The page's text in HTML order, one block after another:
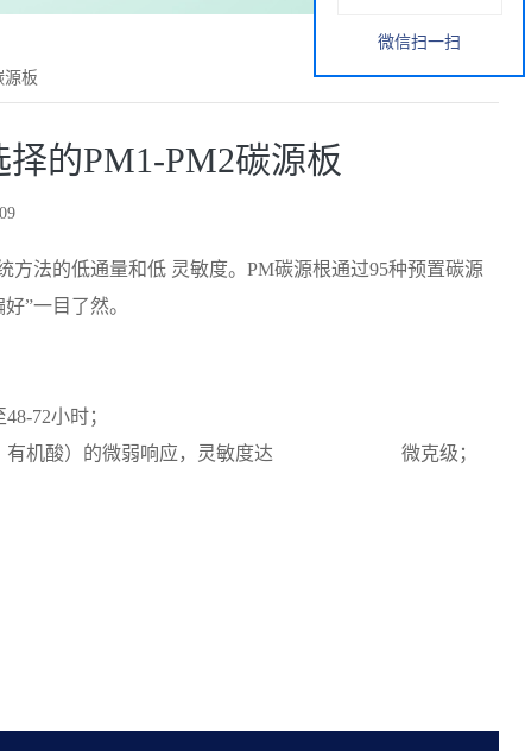
源板
的PM1-PM2碳源板
方法的低通量和低 灵敏度。PM碳源根通过95种预置碳源
”一目了然。
48-72小时；
组分、有机酸）的微弱响应，灵敏度达 微克级；
微信扫一扫